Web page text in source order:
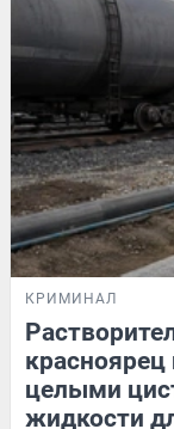
КРИМИНАЛ
целыми
жидкости